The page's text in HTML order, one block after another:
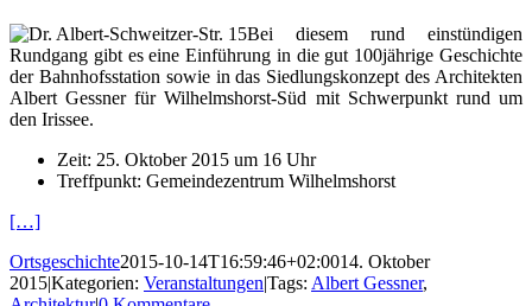
Bei diesem rund einstündigen
Rundgang gibt es eine Einführung in die gut 100jährige Geschichte
der Bahnhofsstation sowie in das Siedlungskonzept des Architekten
Albert Gessner für Wilhelmshorst-Süd mit Schwerpunkt rund um
den Irissee.
Zeit: 25. Oktober 2015 um 16 Uhr
Treffpunkt: Gemeindezentrum Wilhelmshorst
[…]
Ortsgeschichte2015-10-14T16:59:46+02:0014. Oktober
2015|Kategorien: Veranstaltungen|Tags: Albert Gessner,